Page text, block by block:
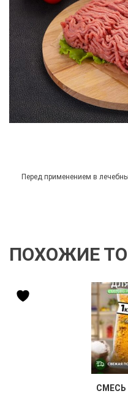
Перед применением в
ПОХОЖИЕ